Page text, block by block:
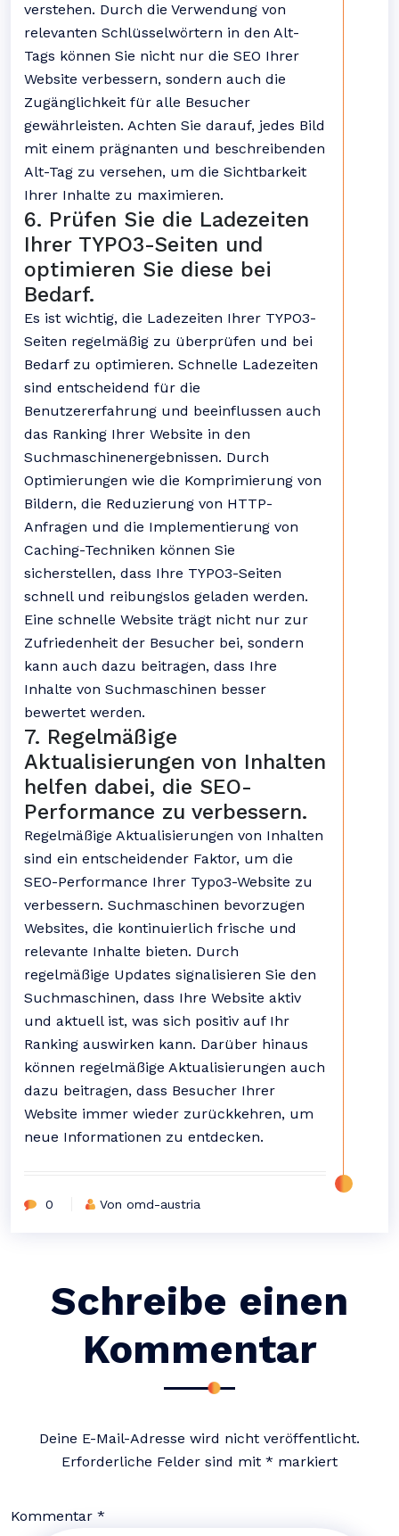
verstehen. Durch die Verwendung von
relevanten Schlüsselwörtern in den Alt-
Tags können Sie nicht nur die SEO Ihrer
Website verbessern, sondern auch die
Zugänglichkeit für alle Besucher
gewährleisten. Achten Sie darauf, jedes Bild
mit einem prägnanten und beschreibenden
Alt-Tag zu versehen, um die Sichtbarkeit
Ihrer Inhalte zu maximieren.
6. Prüfen Sie die Ladezeiten
Ihrer TYPO3-Seiten und
optimieren Sie diese bei
Bedarf.
Es ist wichtig, die Ladezeiten Ihrer TYPO3-
Seiten regelmäßig zu überprüfen und bei
Bedarf zu optimieren. Schnelle Ladezeiten
sind entscheidend für die
Benutzererfahrung und beeinflussen auch
das Ranking Ihrer Website in den
Suchmaschinenergebnissen. Durch
Optimierungen wie die Komprimierung von
Bildern, die Reduzierung von HTTP-
Anfragen und die Implementierung von
Caching-Techniken können Sie
sicherstellen, dass Ihre TYPO3-Seiten
schnell und reibungslos geladen werden.
Eine schnelle Website trägt nicht nur zur
Zufriedenheit der Besucher bei, sondern
kann auch dazu beitragen, dass Ihre
Inhalte von Suchmaschinen besser
bewertet werden.
7. Regelmäßige
Aktualisierungen von Inhalten
helfen dabei, die SEO-
Performance zu verbessern.
Regelmäßige Aktualisierungen von Inhalten
sind ein entscheidender Faktor, um die
SEO-Performance Ihrer Typo3-Website zu
verbessern. Suchmaschinen bevorzugen
Websites, die kontinuierlich frische und
relevante Inhalte bieten. Durch
regelmäßige Updates signalisieren Sie den
Suchmaschinen, dass Ihre Website aktiv
und aktuell ist, was sich positiv auf Ihr
Ranking auswirken kann. Darüber hinaus
können regelmäßige Aktualisierungen auch
dazu beitragen, dass Besucher Ihrer
Website immer wieder zurückkehren, um
neue Informationen zu entdecken.
0 Von omd-austria
Schreibe einen
Kommentar
Deine E-Mail-Adresse wird nicht veröffentlicht.
Erforderliche Felder sind mit * markiert
Kommentar *